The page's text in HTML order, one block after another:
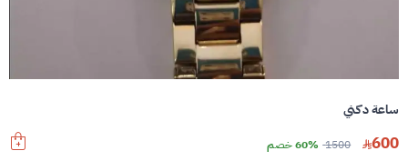
ساعة دكني
600
1500 60% خصم